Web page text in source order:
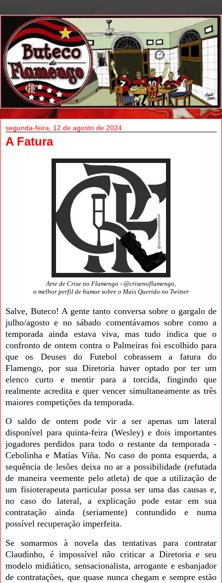
segunda-feira, 12 de agosto de 2024
A Fatura
Arte de Crise no Flamengo - @crisenoflamengo,
o melhor perfil de humor sobre o Mais Querido no Twitter
Salve, Buteco! A gente tanto conversa sobre o gargalo de
julho/agosto e no sábado comentávamos sobre como a
temporada ainda estava viva, mas tudo indica que o
confronto de ontem contra o Palmeiras foi escolhido para
que os Deuses do Futebol cobrassem a fatura do
Flamengo, por sua Diretoria haver optado por ter um
elenco curto e mentir para a torcida, fingindo que
realmente acredita e quer vencer simultaneamente as três
maiores competições da temporada.
O saldo de ontem pode vir a ser apenas um lateral
disponível para quinta-feira (Wesley) e dois importantes
jogadores perdidos para todo o restante da temporada -
Cebolinha e Matías Viña. No caso do ponta esquerda, a
sequência de lesões deixa no ar a possibilidade (refutada
de maneira veemente pelo atleta) de que a utilização de
um fisioterapeuta particular possa ser uma das causas e,
no caso do lateral, a explicação pode estar em sua
contratação ainda (seriamente) contundido e numa
possível recuperação imperfeita.
Se somarmos à novela das tentativas para contratar
Claudinho, é impossível não criticar a Diretoria e seu
modelo midiático, sensacionalista, arrogante e esbanjador
de contratações, que quase nunca chegam e sempre estão